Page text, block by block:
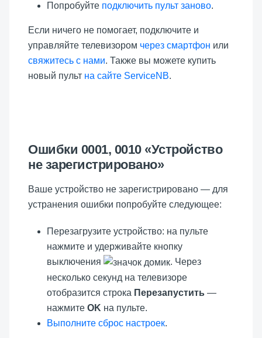
Попробуйте подключить пульт заново.
Если ничего не помогает, подключите и
управляйте телевизором через смартфон или
свяжитесь с нами. Также вы можете купить
новый пульт на сайте ServiceNB.
Ошибки 0001, 0010 «Устройство
не зарегистрировано»
Ваше устройство не зарегистрировано — для
устранения ошибки попробуйте следующее:
Перезагрузите устройство: на пульте
нажмите и удерживайте кнопку
выключения
. Через
несколько секунд на телевизоре
отобразится строка Перезапустить —
нажмите OK на пульте.
Выполните сброс настроек.